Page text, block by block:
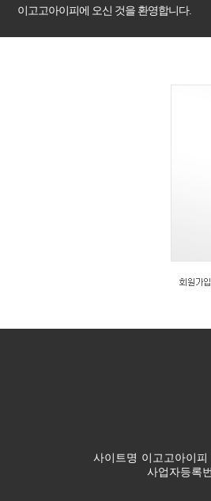
이고고아이피에 오신 것을 환영합니다.
사이트명 이고고아이피
사업자등록